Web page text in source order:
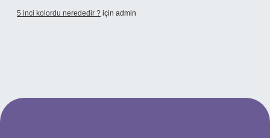
5 inci kolordu nerededir ? için admin